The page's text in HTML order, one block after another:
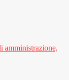
amministrazione,